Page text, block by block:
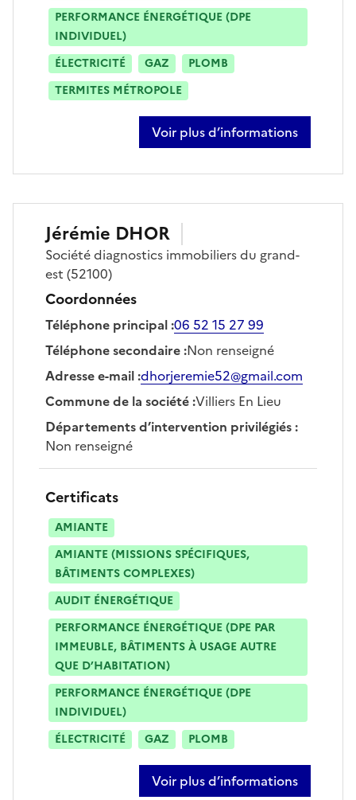
PERFORMANCE ÉNERGÉTIQUE (DPE
INDIVIDUEL)
ÉLECTRICITÉ
GAZ
PLOMB
TERMITES MÉTROPOLE
Voir plus d’informations
sur richard amat
Jérémie DHOR
Sociétédiagnostics immobiliers du grand-
est (52100)
Coordonnées
Téléphone principal:06 52 15 27 99
Téléphone secondaire:Non renseigné
Adresse e-mail:dhorjeremie52@gmail.com
Commune de la société:Villiers En Lieu
Départements d’intervention privilégiés:
Non renseigné
Certificats
AMIANTE
AMIANTE (MISSIONS SPÉCIFIQUES,
BÂTIMENTS COMPLEXES)
AUDIT ÉNERGÉTIQUE
PERFORMANCE ÉNERGÉTIQUE (DPE PAR
IMMEUBLE, BÂTIMENTS À USAGE AUTRE
QUE D’HABITATION)
PERFORMANCE ÉNERGÉTIQUE (DPE
INDIVIDUEL)
ÉLECTRICITÉ
GAZ PLOMB
Voir plus d’informations
sur jérémie dhor